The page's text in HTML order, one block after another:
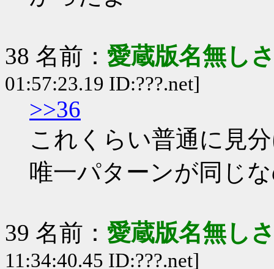
38 名前： 愛蔵版名無し
01:57:23.19 ID:???.net]
>>36
これくらい普通に見
唯一パターンが同じ
39 名前： 愛蔵版名無し
11:34:40.45 ID:???.net]